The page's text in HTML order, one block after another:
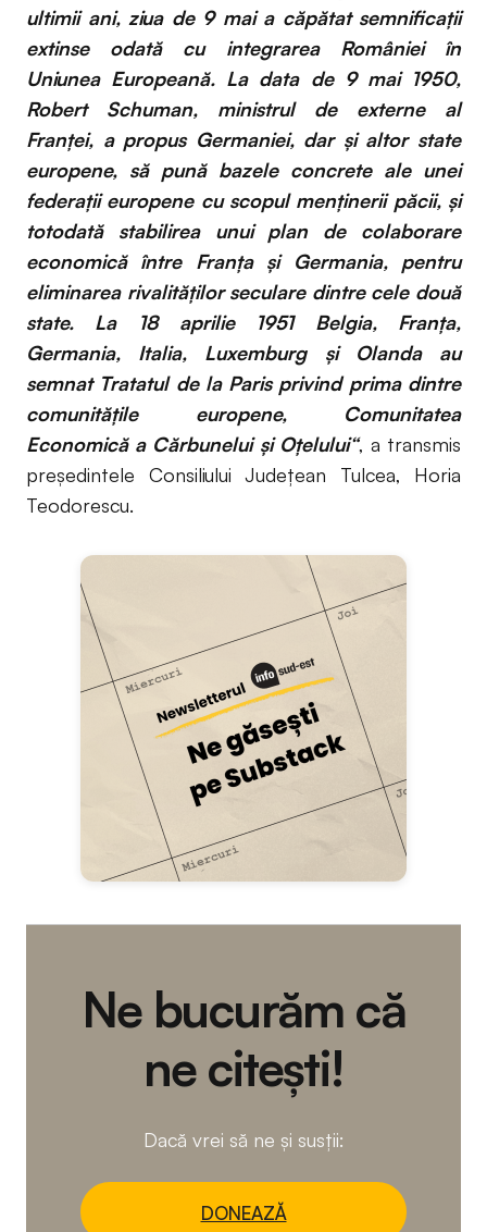
ultimii ani, ziua de 9 mai a căpătat semnificaţii
extinse odată cu integrarea României în
Uniunea Europeană. La data de 9 mai 1950,
Robert Schuman, ministrul de externe al
Franţei, a propus Germaniei, dar şi altor state
europene, să pună bazele concrete ale unei
federaţii europene cu scopul menţinerii păcii, şi
totodată stabilirea unui plan de colaborare
economică între Franţa şi Germania, pentru
eliminarea rivalităţilor seculare dintre cele două
state. La 18 aprilie 1951 Belgia, Franţa,
Germania, Italia, Luxemburg şi Olanda au
semnat Tratatul de la Paris privind prima dintre
comunităţile europene, Comunitatea
Economică a Cărbunelui şi Oţelului“, a transmis
președintele Consiliului Județean Tulcea, Horia
Teodorescu.
Ne bucurăm că
ne citești!
Dacă vrei să ne și susții:
DONEAZĂ